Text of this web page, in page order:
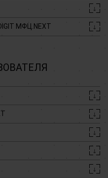
↓
МФЦ.NEXT ↓
↓
↓
↓
↓
↓